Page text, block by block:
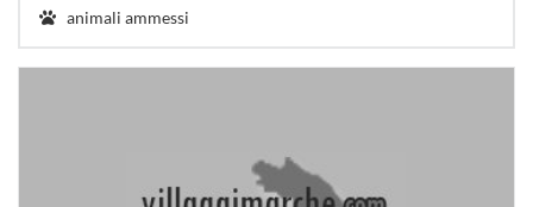
animali ammessi